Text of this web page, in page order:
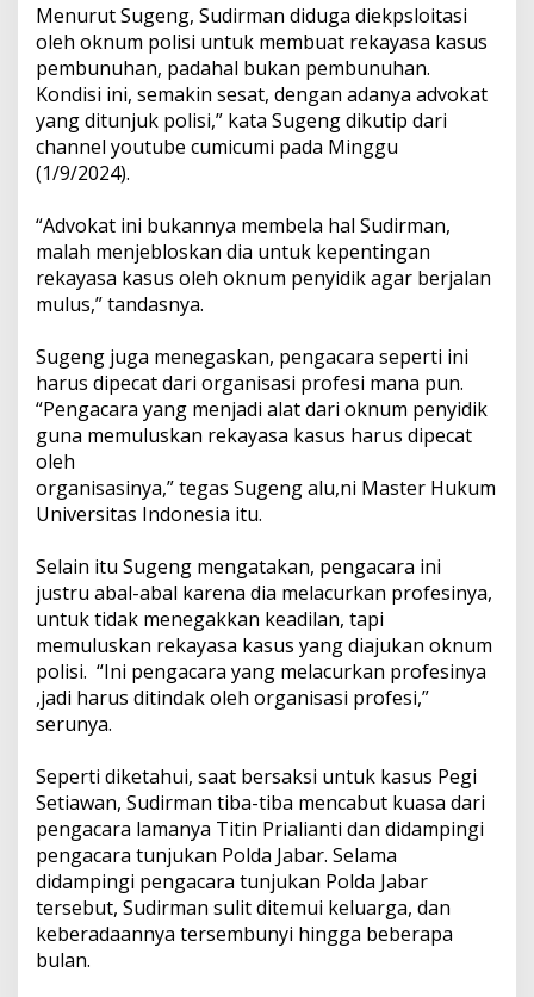
Menurut Sugeng, Sudirman diduga diekpsloitasi
oleh oknum polisi untuk membuat rekayasa kasus
pembunuhan, padahal bukan pembunuhan.
Kondisi ini, semakin sesat, dengan adanya advokat
yang ditunjuk polisi,” kata Sugeng dikutip dari
channel youtube cumicumi pada Minggu
(1/9/2024).
“Advokat ini bukannya membela hal Sudirman,
malah menjebloskan dia untuk kepentingan
rekayasa kasus oleh oknum penyidik agar berjalan
mulus,” tandasnya.
Sugeng juga menegaskan, pengacara seperti ini
harus dipecat dari organisasi profesi mana pun.
“Pengacara yang menjadi alat dari oknum penyidik
guna memuluskan rekayasa kasus harus dipecat
oleh
organisasinya,” tegas Sugeng alu,ni Master Hukum
Universitas Indonesia itu.
Selain itu Sugeng mengatakan, pengacara ini
justru abal-abal karena dia melacurkan profesinya,
untuk tidak menegakkan keadilan, tapi
memuluskan rekayasa kasus yang diajukan oknum
polisi. “Ini pengacara yang melacurkan profesinya
,jadi harus ditindak oleh organisasi profesi,”
serunya.
Seperti diketahui, saat bersaksi untuk kasus Pegi
Setiawan, Sudirman tiba-tiba mencabut kuasa dari
pengacara lamanya Titin Prialianti dan didampingi
pengacara tunjukan Polda Jabar. Selama
didampingi pengacara tunjukan Polda Jabar
tersebut, Sudirman sulit ditemui keluarga, dan
keberadaannya tersembunyi hingga beberapa
bulan.